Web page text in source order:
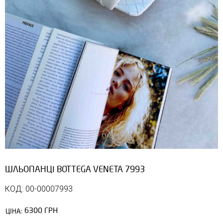
ШЛЬОПАНЦІ BOTTEGA VENETA 7993
КОД: 00-00007993
ЦІНА: 6300 ГРН